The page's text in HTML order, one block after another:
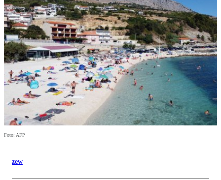
Foto: AFP
zew